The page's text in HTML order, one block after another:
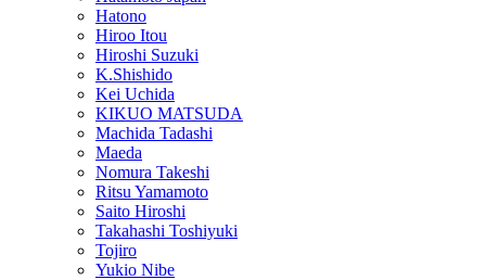
Hatono
Hiroo Itou
Hiroshi Suzuki
K.Shishido
Kei Uchida
KIKUO MATSUDA
Machida Tadashi
Maeda
Nomura Takeshi
Ritsu Yamamoto
Saito Hiroshi
Takahashi Toshiyuki
Tojiro
Yukio Nibe